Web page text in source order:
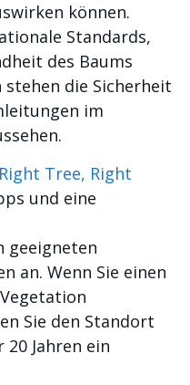
können.
Standards,
des Baums
stehen die Sicherheit
im
Right Tree, Right
und eine
geeigneten
an. Wenn Sie einen
Sie den Standort
Jahren ein